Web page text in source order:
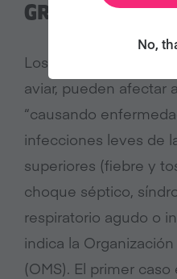
GRIPE AVIAR
Los virus de origen
aviar, pueden afectar
“causando
infecciones leves de
superiores (fiebre y
choque séptico,
respiratorio agudo o
indica la
(OMS). El primer
No,